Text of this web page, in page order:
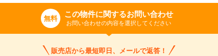
無料 この物件に関するお問い合わせ
お問い合わせの内容を選択してください
販売店から最短即日、メールで返答！